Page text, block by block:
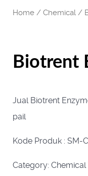
Home / Chemical /
Biotrent
Jual Biotrent
pail
Kode Produk : SM-
Category: Chemical